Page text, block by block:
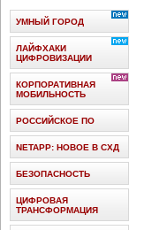
УМНЫЙ ГОРОД
ЛАЙФХАКИ
ЦИФРОВИЗАЦИИ
КОРПОРАТИВНАЯ
МОБИЛЬНОСТЬ
РОССИЙСКОЕ ПО
NETAPP: НОВОЕ В СХД
БЕЗОПАСНОСТЬ
ЦИФРОВАЯ
ТРАНСФОРМАЦИЯ